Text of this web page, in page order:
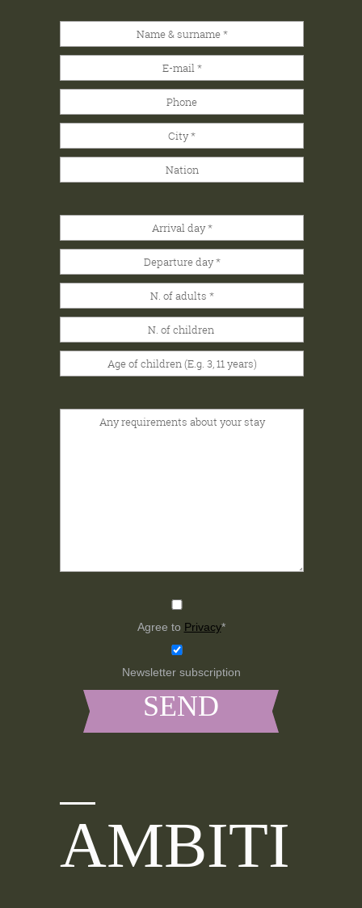
Agree to Privacy*
Newsletter subscription
AMBITI